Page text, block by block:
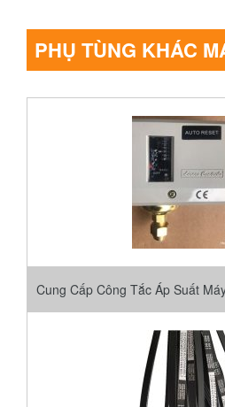
PHỤ TÙNG KHÁC
Cung Cấp Công Tắc Áp Suất